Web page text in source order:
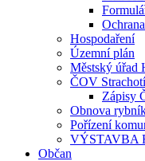
Hospodaření
Územní plán
Městský úřad
ČOV
Zápisy
Obnova
Pořízení
VÝSTAVBA
Občan